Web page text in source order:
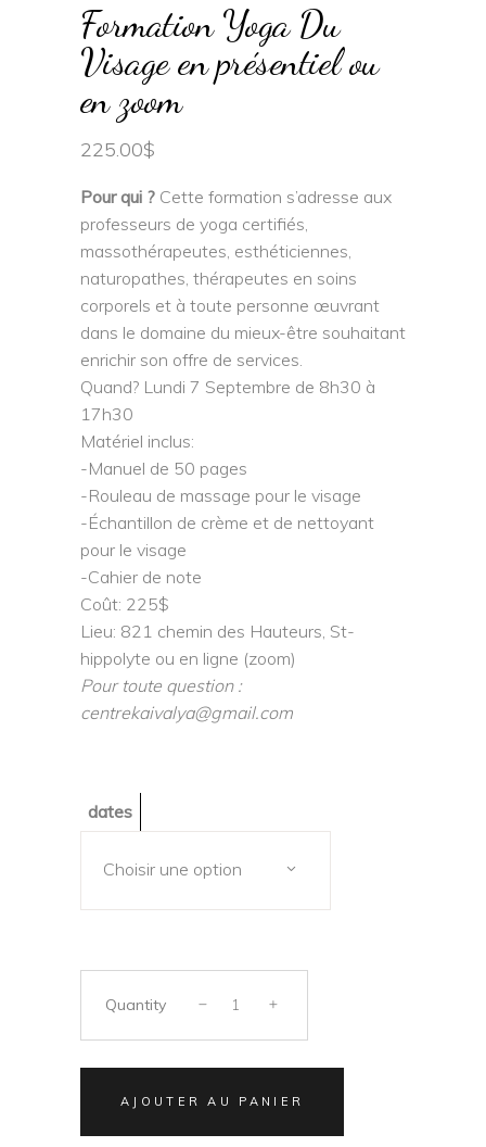
Formation Yoga Du
Visage en présentiel ou
en zoom
225.00$
Pour qui ? Cette formation s’adresse aux
professeurs de yoga certifiés,
massothérapeutes, esthéticiennes,
naturopathes, thérapeutes en soins
corporels et à toute personne œuvrant
dans le domaine du mieux-être souhaitant
enrichir son offre de services.
Quand? Lundi 7 Septembre de 8h30 à
17h30
Matériel inclus:
-Manuel de 50 pages
-Rouleau de massage pour le visage
-Échantillon de crème et de nettoyant
pour le visage
-Cahier de note
Coût: 225$
Lieu: 821 chemin des Hauteurs, St-
hippolyte ou en ligne (zoom)
Pour toute question :
centrekaivalya@gmail.com
dates
Choisir une option
Quantity
AJOUTER AU PANIER